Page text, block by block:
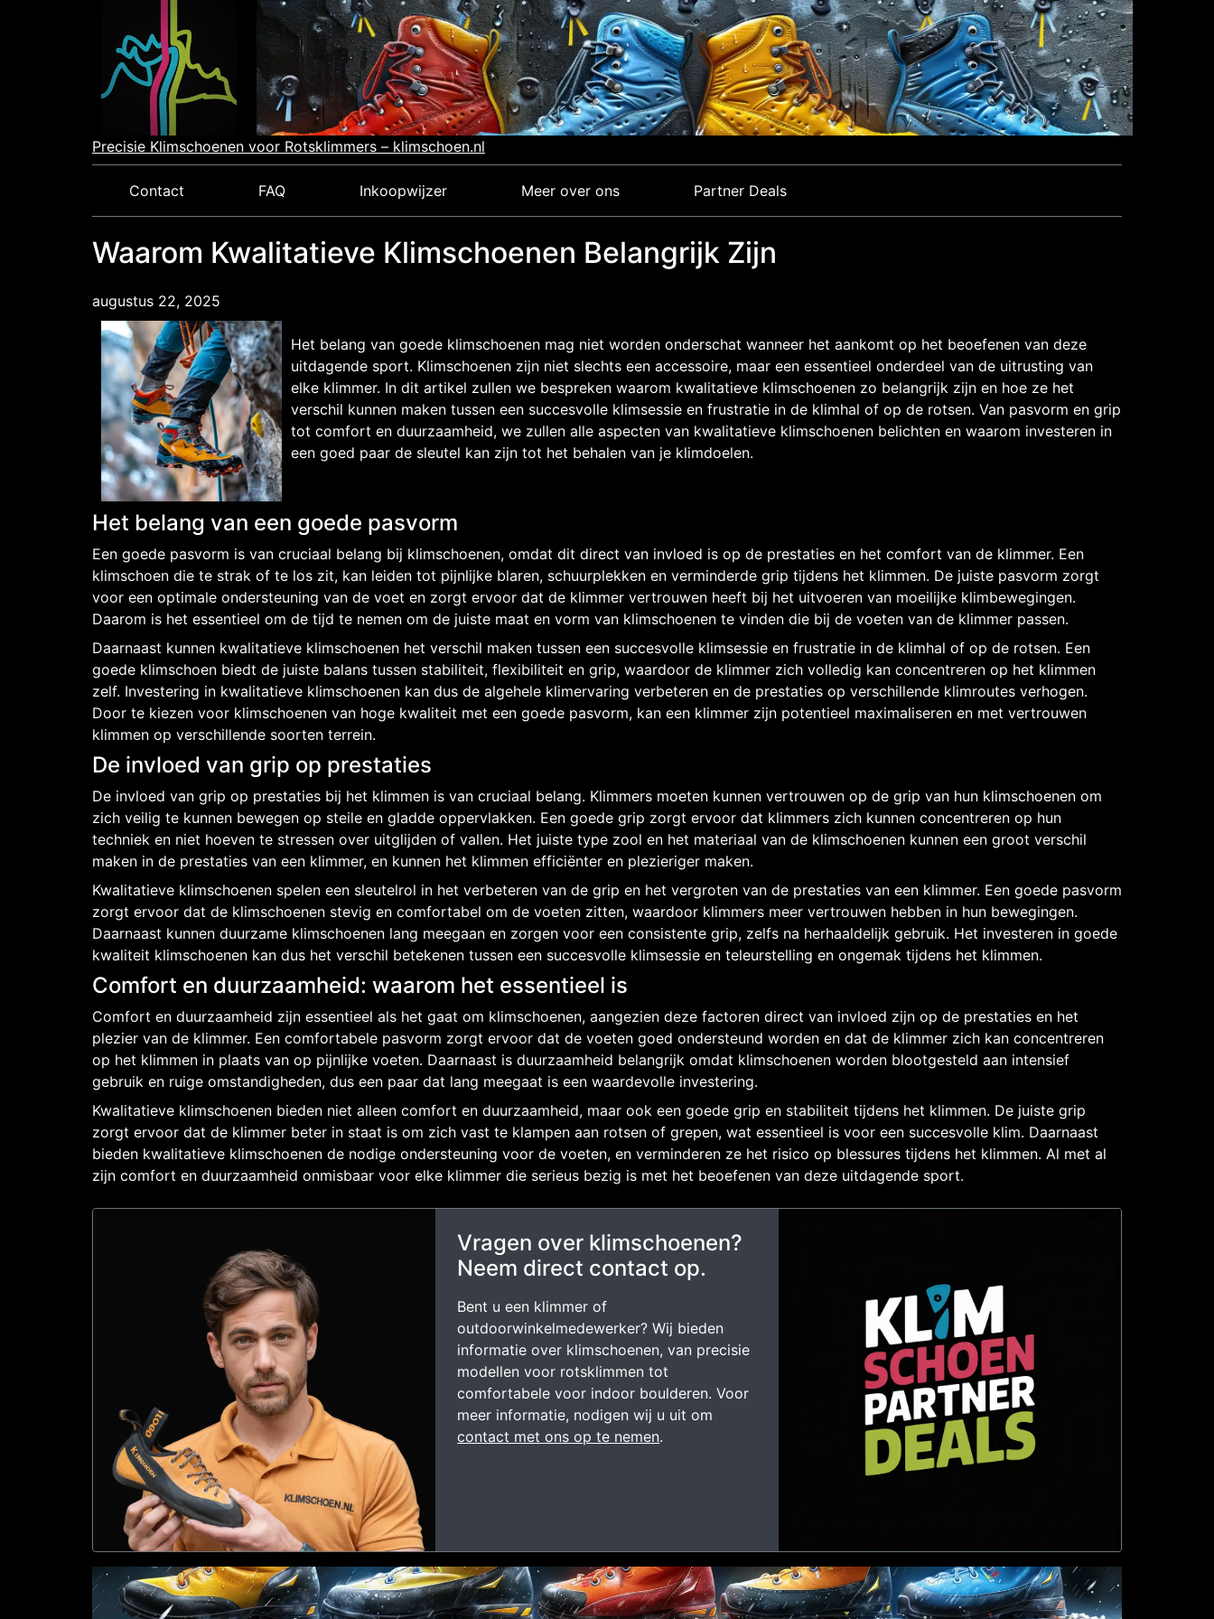
content
Precisie Klimschoenen voor Rotsklimmers – klimschoen.nl
Contact FAQ Inkoopwijzer Meer over ons Partner Deals
Waarom Kwalitatieve Klimschoenen Belangrijk Zijn
augustus 22, 2025
Het belang van goede klimschoenen mag niet worden onderschat wanneer het aankomt op het beoefenen van deze
uitdagende sport. Klimschoenen zijn niet slechts een accessoire, maar een essentieel onderdeel van de uitrusting van
elke klimmer. In dit artikel zullen we bespreken waarom kwalitatieve klimschoenen zo belangrijk zijn en hoe ze het
verschil kunnen maken tussen een succesvolle klimsessie en frustratie in de klimhal of op de rotsen. Van pasvorm en grip
tot comfort en duurzaamheid, we zullen alle aspecten van kwalitatieve klimschoenen belichten en waarom investeren in
een goed paar de sleutel kan zijn tot het behalen van je klimdoelen.
Het belang van een goede pasvorm
Een goede pasvorm is van cruciaal belang bij klimschoenen, omdat dit direct van invloed is op de prestaties en het comfort van de klimmer. Een
klimschoen die te strak of te los zit, kan leiden tot pijnlijke blaren, schuurplekken en verminderde grip tijdens het klimmen. De juiste pasvorm zorgt
voor een optimale ondersteuning van de voet en zorgt ervoor dat de klimmer vertrouwen heeft bij het uitvoeren van moeilijke klimbewegingen.
Daarom is het essentieel om de tijd te nemen om de juiste maat en vorm van klimschoenen te vinden die bij de voeten van de klimmer passen.
Daarnaast kunnen kwalitatieve klimschoenen het verschil maken tussen een succesvolle klimsessie en frustratie in de klimhal of op de rotsen. Een
goede klimschoen biedt de juiste balans tussen stabiliteit, flexibiliteit en grip, waardoor de klimmer zich volledig kan concentreren op het klimmen
zelf. Investering in kwalitatieve klimschoenen kan dus de algehele klimervaring verbeteren en de prestaties op verschillende klimroutes verhogen.
Door te kiezen voor klimschoenen van hoge kwaliteit met een goede pasvorm, kan een klimmer zijn potentieel maximaliseren en met vertrouwen
klimmen op verschillende soorten terrein.
De invloed van grip op prestaties
De invloed van grip op prestaties bij het klimmen is van cruciaal belang. Klimmers moeten kunnen vertrouwen op de grip van hun klimschoenen om
zich veilig te kunnen bewegen op steile en gladde oppervlakken. Een goede grip zorgt ervoor dat klimmers zich kunnen concentreren op hun
techniek en niet hoeven te stressen over uitglijden of vallen. Het juiste type zool en het materiaal van de klimschoenen kunnen een groot verschil
maken in de prestaties van een klimmer, en kunnen het klimmen efficiënter en plezieriger maken.
Kwalitatieve klimschoenen spelen een sleutelrol in het verbeteren van de grip en het vergroten van de prestaties van een klimmer. Een goede pasvorm
zorgt ervoor dat de klimschoenen stevig en comfortabel om de voeten zitten, waardoor klimmers meer vertrouwen hebben in hun bewegingen.
Daarnaast kunnen duurzame klimschoenen lang meegaan en zorgen voor een consistente grip, zelfs na herhaaldelijk gebruik. Het investeren in goede
kwaliteit klimschoenen kan dus het verschil betekenen tussen een succesvolle klimsessie en teleurstelling en ongemak tijdens het klimmen.
Comfort en duurzaamheid: waarom het essentieel is
Comfort en duurzaamheid zijn essentieel als het gaat om klimschoenen, aangezien deze factoren direct van invloed zijn op de prestaties en het
plezier van de klimmer. Een comfortabele pasvorm zorgt ervoor dat de voeten goed ondersteund worden en dat de klimmer zich kan concentreren
op het klimmen in plaats van op pijnlijke voeten. Daarnaast is duurzaamheid belangrijk omdat klimschoenen worden blootgesteld aan intensief
gebruik en ruige omstandigheden, dus een paar dat lang meegaat is een waardevolle investering.
Kwalitatieve klimschoenen bieden niet alleen comfort en duurzaamheid, maar ook een goede grip en stabiliteit tijdens het klimmen. De juiste grip
zorgt ervoor dat de klimmer beter in staat is om zich vast te klampen aan rotsen of grepen, wat essentieel is voor een succesvolle klim. Daarnaast
bieden kwalitatieve klimschoenen de nodige ondersteuning voor de voeten, en verminderen ze het risico op blessures tijdens het klimmen. Al met al
zijn comfort en duurzaamheid onmisbaar voor elke klimmer die serieus bezig is met het beoefenen van deze uitdagende sport.
Vragen over klimschoenen?
Neem direct contact op.
Bent u een klimmer of
outdoorwinkelmedewerker? Wij bieden
informatie over klimschoenen, van precisie
modellen voor rotsklimmen tot
comfortabele voor indoor boulderen. Voor
meer informatie, nodigen wij u uit om
contact met ons op te nemen.